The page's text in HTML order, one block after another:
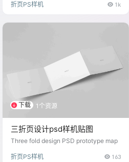
折页PS样机 1k
下载 1个资源
三折页设计psd样机贴图
Three fold design PSD prototype map
折页PS样机 163